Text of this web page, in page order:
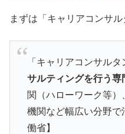
まずは「キャリアコンサ
「キャリアコンサルタ
サルティングを行う専
関（ハローワーク等
機関など幅広い分野で
働省】